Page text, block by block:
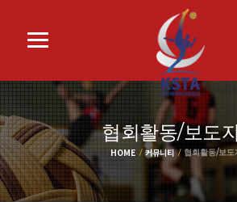
협회활동/보도
HOME 커뮤니티 협회활동/보도